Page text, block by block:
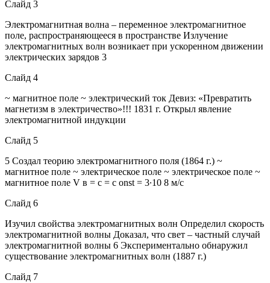
Слайд 3
Электромагнитная волна – переменное электромагнитное
поле, распространяющееся в пространстве Излучение
электромагнитных волн возникает при ускоренном движении
электрических зарядов 3
Слайд 4
~ магнитное поле ~ электрический ток Девиз: «Превратить
магнетизм в электричество»!!! 1831 г. Открыл явление
электромагнитной индукции
Слайд 5
5 Создал теорию электромагнитного поля (1864 г.) ~
магнитное поле ~ электрическое поле ~ электрическое поле ~
магнитное поле V в = с = с onst = 3∙10 8 м/с
Слайд 6
Изучил свойства электромагнитных волн Определил скорость
электромагнитной волны Доказал, что свет – частный случай
электромагнитной волны 6 Экспериментально обнаружил
существование электромагнитных волн (1887 г.)
Слайд 7